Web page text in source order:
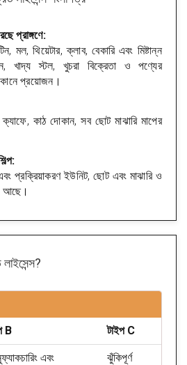
প্রাঙ্গণে:
মল, থিয়েটার, ক্লাব, বেকারি এবং মিষ্টান্ন
খাদ্য স্টল, খুচরা বিক্রেতা ও পণ্যের
প্রয়োজন।
কাঠ দোকান, সব ছোট মাঝারি মাপের
প্রক্রিয়াকরণ ইউনিট, ছোট এবং মাঝারি ও
আছে।
B টাইপ C
এবং
ঝুঁকিপূর্ণ